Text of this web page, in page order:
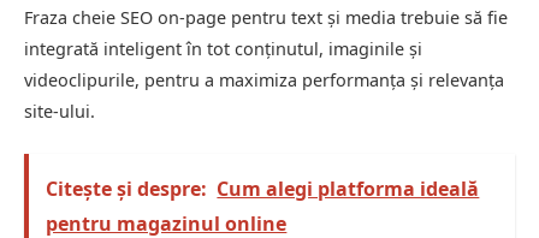
Fraza cheie SEO on-page pentru text și media trebuie să fie
integrată inteligent în tot conținutul, imaginile și
videoclipurile, pentru a maximiza performanța și relevanța
site-ului.
Citește și despre: Cum alegi platforma ideală
pentru magazinul online